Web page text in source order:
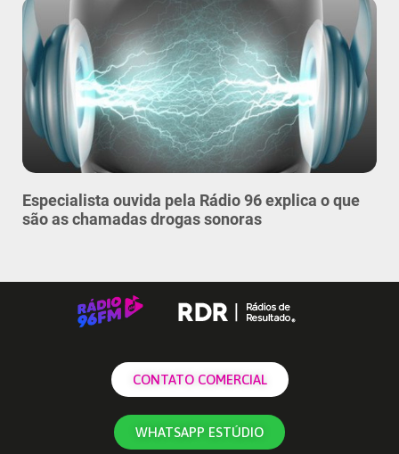
Especialista ouvida pela Rádio 96 explica o que
são as chamadas drogas sonoras
CONTATO COMERCIAL
WHATSAPP ESTÚDIO